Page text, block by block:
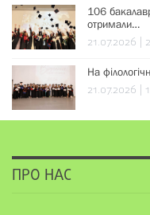
106
отримали…
21.07.2026 |
На
21.07.2026 |
ПРО НАС